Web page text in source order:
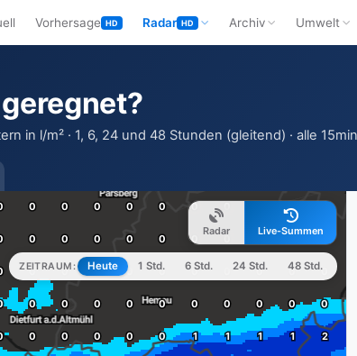
Vorhersage HD Radar HD Archiv Umwelt
in l/m² · 1, 6, 24 und 48 Stunden (gleitend) · alle
Radar Live-Summen
ZEITRAUM: Heute 1 Std. 6 Std. 24 Std.
48 Std.